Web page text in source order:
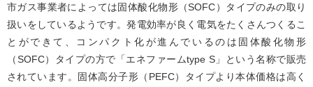
市ガス事業者によっては固体酸化物形（SOFC）タイプのみの取り
扱いをしているようです。発電効率が良く電気をたくさんつくるこ
とができて、コンパクト化が進んでいるのは固体酸化物形
（SOFC）タイプの方で「エネファームtype S」という名称で販売
されています。固体高分子形（PEFC）タイプより本体価格は高く